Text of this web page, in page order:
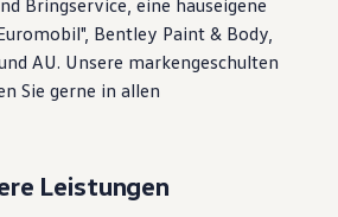
Kundenbetreuung
und Kontrollleuchten
Bentley Paint & Body,
AU. Unsere markengeschulten
Sie gerne in allen
Leistungen